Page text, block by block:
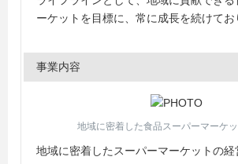
ーケットを目標に、常に成長を続けてお
事業内容
地域に密着した食品スーパーマーケ
地域に密着したスーパーマーケットの経